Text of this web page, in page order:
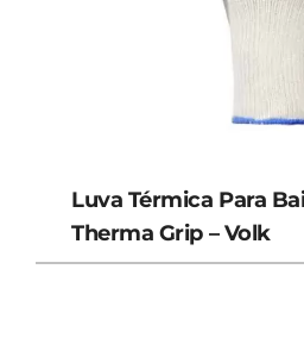
Luva Térmica Para
Therma Grip – Volk